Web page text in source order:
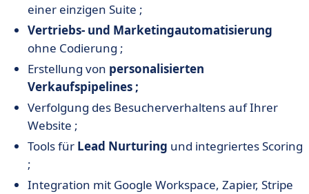
einer einzigen Suite ;
Vertriebs- und Marketingautomatisierung
ohne Codierung ;
Erstellung von personalisierten
Verkaufspipelines ;
Verfolgung des Besucherverhaltens auf Ihrer
Website ;
Tools für Lead Nurturing und integriertes Scoring
;
Integration mit Google Workspace, Zapier, Stripe